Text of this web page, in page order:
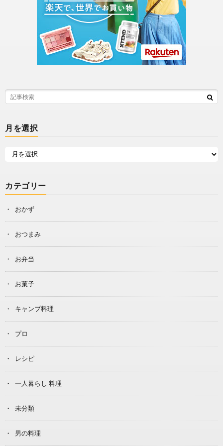
月を選択
カテゴリー
おかず
おつまみ
お弁当
お菓子
キャンプ料理
プロ
レシピ
一人暮らし 料理
未分類
男の料理